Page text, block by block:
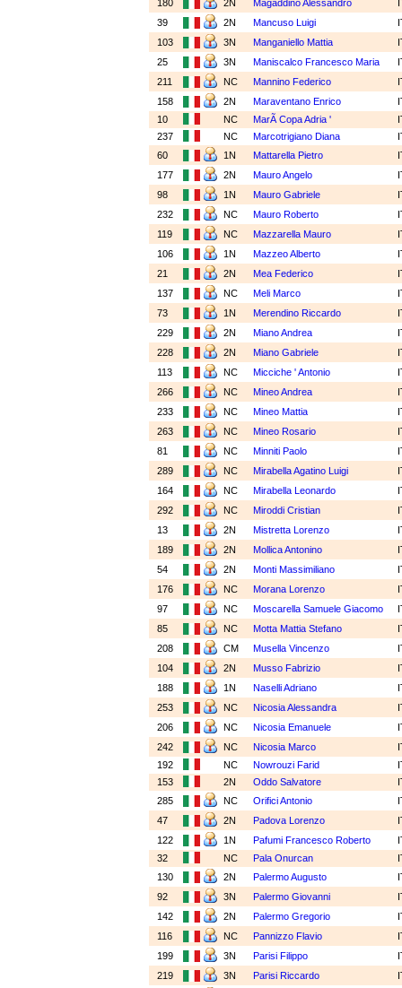
180
2N Magaddino Alessandro
39
2N Mancuso Luigi
103
3N Manganiello Mattia
25
3N Maniscalco Francesco Maria
211
NC Mannino Federico
158
2N Maraventano Enrico
10
NC MarÃ­ Copa Adria '
237
NC Marcotrigiano Diana
60
1N Mattarella Pietro
177
2N Mauro Angelo
98
1N Mauro Gabriele
232
NC Mauro Roberto
119
NC Mazzarella Mauro
106
1N Mazzeo Alberto
21
2N Mea Federico
137
NC Meli Marco
73
1N Merendino Riccardo
229
2N Miano Andrea
228
2N Miano Gabriele
113
NC Micciche ' Antonio
266
NC Mineo Andrea
233
NC Mineo Mattia
263
NC Mineo Rosario
81
NC Minniti Paolo
289
NC Mirabella Agatino Luigi
164
NC Mirabella Leonardo
292
NC Miroddi Cristian
13
2N Mistretta Lorenzo
189
2N Mollica Antonino
54
2N Monti Massimiliano
176
NC Morana Lorenzo
97
NC Moscarella Samuele Giacomo
85
NC Motta Mattia Stefano
208
CM Musella Vincenzo
104
2N Musso Fabrizio
188
1N Naselli Adriano
253
NC Nicosia Alessandra
206
NC Nicosia Emanuele
242
NC Nicosia Marco
192
NC Nowrouzi Farid
153
2N Oddo Salvatore
285
NC Orifici Antonio
47
2N Padova Lorenzo
122
1N Pafumi Francesco Roberto
32
NC Pala Onurcan
130
2N Palermo Augusto
92
3N Palermo Giovanni
142
2N Palermo Gregorio
116
NC Pannizzo Flavio
199
3N Parisi Filippo
219
3N Parisi Riccardo